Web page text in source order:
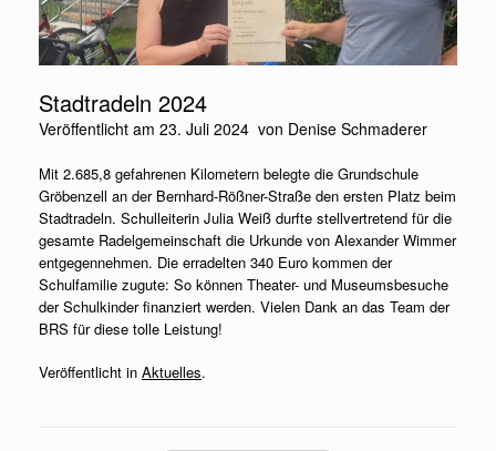
Stadtradeln 2024
Veröffentlicht am 23. Juli 2024 von Denise Schmaderer
Mit 2.685,8 gefahrenen Kilometern belegte die Grundschule
Gröbenzell an der Bernhard-Rößner-Straße den ersten Platz beim
Stadtradeln. Schulleiterin Julia Weiß durfte stellvertretend für die
gesamte Radelgemeinschaft die Urkunde von Alexander Wimmer
entgegennehmen. Die erradelten 340 Euro kommen der
Schulfamilie zugute: So können Theater- und Museumsbesuche
der Schulkinder finanziert werden. Vielen Dank an das Team der
BRS für diese tolle Leistung!
Veröffentlicht in Aktuelles.